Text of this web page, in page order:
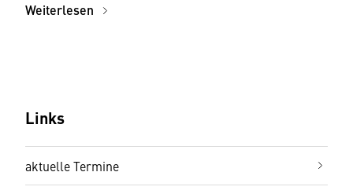
Weiterlesen
Links
aktuelle Termine